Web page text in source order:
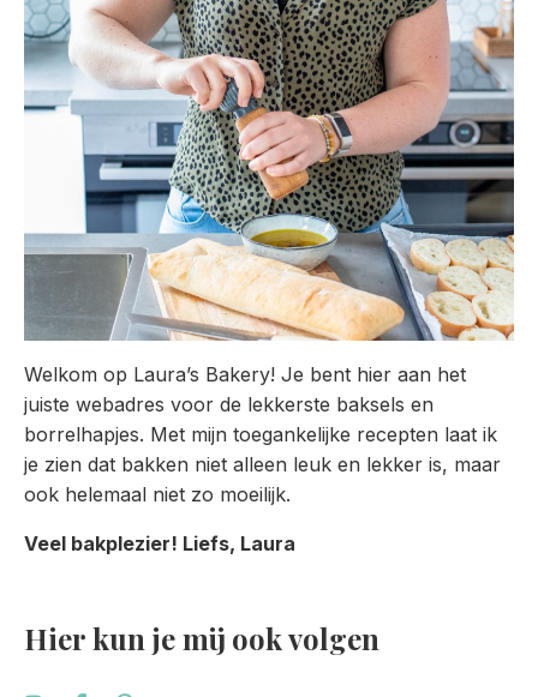
Welkom op Laura’s Bakery! Je bent hier aan het
juiste webadres voor de lekkerste baksels en
borrelhapjes. Met mijn toegankelijke recepten laat ik
je zien dat bakken niet alleen leuk en lekker is, maar
ook helemaal niet zo moeilijk.
Veel bakplezier! Liefs, Laura
Hier kun je mij ook volgen